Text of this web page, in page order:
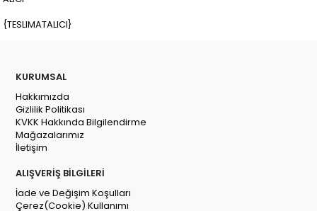
{TESLIMATALICI}
KURUMSAL
Hakkımızda
Gizlilik Politikası
KVKK Hakkında Bilgilendirme
Mağazalarımız
İletişim
ALIŞVERİŞ BİLGİLERİ
İade ve Değişim Koşulları
Çerez(Cookie) Kullanımı